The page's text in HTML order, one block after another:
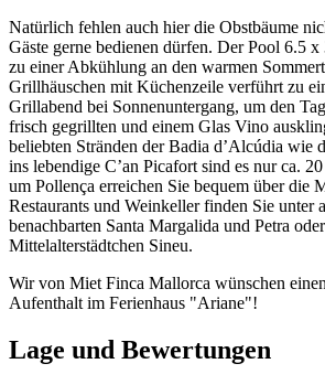
Natürlich fehlen auch hier die Obstbäume
Gäste gerne bedienen dürfen. Der Pool 6.5
zu einer Abkühlung an den warmen
Grillhäuschen mit Küchenzeile verführt zu
Grillabend bei Sonnenuntergang, um den
frisch gegrillten und einem Glas Vino
beliebten Stränden der Badia d’Alcúdia wie
ins lebendige C’an Picafort sind es nur ca.
um Pollença erreichen Sie bequem über die
Restaurants und Weinkeller finden Sie unter
benachbarten Santa Margalida und Petra
Mittelalterstädtchen Sineu.
Wir von Miet Finca Mallorca wünschen
Aufenthalt im Ferienhaus "Ariane"!
Lage und Bewertungen